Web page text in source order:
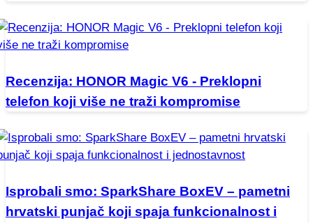
Recenzija: HONOR Magic V6 - Preklopni
telefon koji više ne traži kompromise
Isprobali smo: SparkShare BoxEV – pametni
hrvatski punjač koji spaja funkcionalnost i